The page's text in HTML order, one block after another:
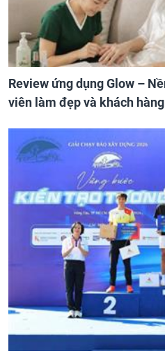
Review ứng dụng Glow –
viên làm đẹp và khách